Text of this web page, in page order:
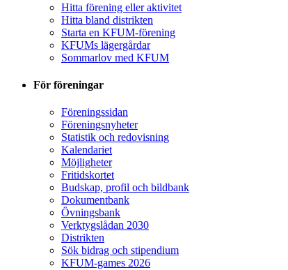
Hitta förening eller aktivitet
Hitta bland distrikten
Starta en KFUM-förening
KFUMs lägergårdar
Sommarlov med KFUM
För föreningar
Föreningssidan
Föreningsnyheter
Statistik och redovisning
Kalendariet
Möjligheter
Fritidskortet
Budskap, profil och bildbank
Dokumentbank
Övningsbank
Verktygslådan 2030
Distrikten
Sök bidrag och stipendium
KFUM-games 2026